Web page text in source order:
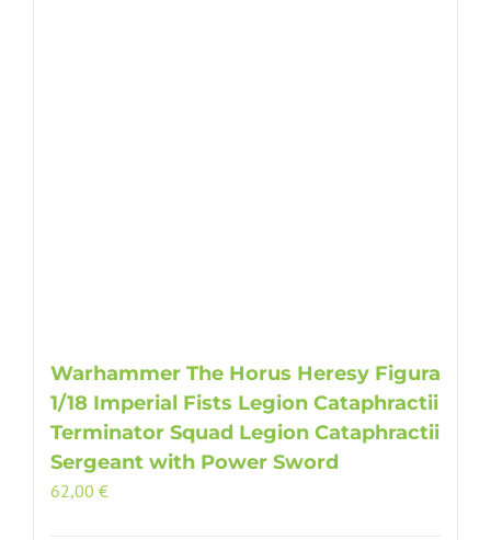
Warhammer The Horus Heresy Figura
1/18 Imperial Fists Legion Cataphractii
Terminator Squad Legion Cataphractii
Sergeant with Power Sword
62,00 €